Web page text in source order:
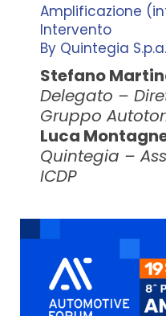
Amplificazione
Intervento
By Quintegia S.p.a.
Stefano
Delegato –
Gruppo
Luca
Quintegia –
ICDP